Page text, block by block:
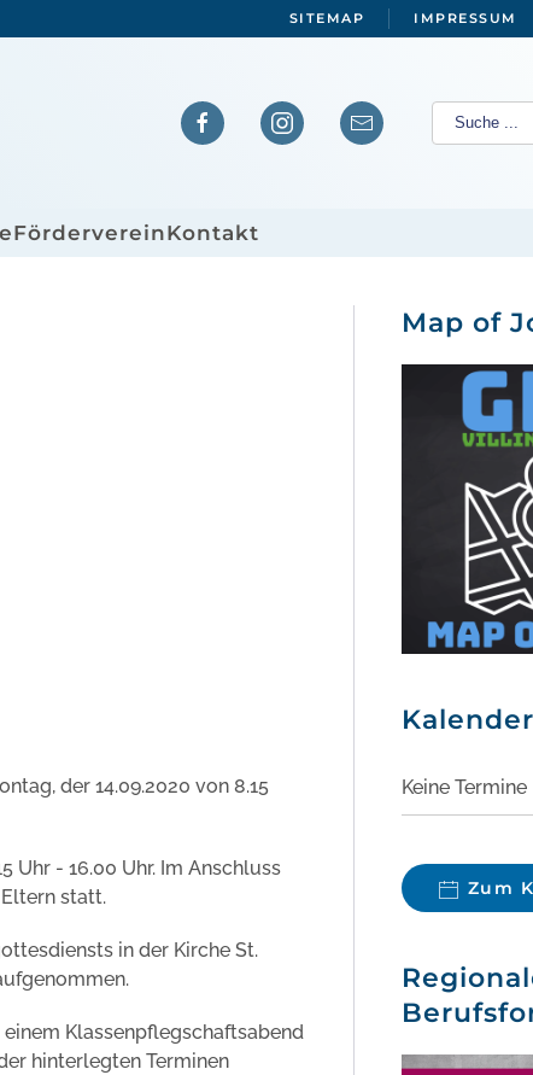
SITEMAP IMPRESSUM
FördervereinKontakt
der 14.09.2020 von 8.15
Uhr - 16.00 Uhr. Im Anschluss
statt.
in der Kirche St.
einem Klassenpflegschaftsabend
hinterlegten Terminen
Map of
Kalender
Keine Termine
Zum